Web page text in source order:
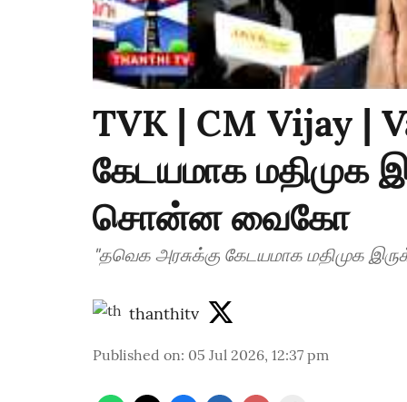
TVK | CM Vijay |
கேடயமாக மதிமுக
சொன்ன வைகோ
"தவெக அரசுக்கு கேடயமாக மதிமுக
thanthitv
Published on: 05 Jul 2026, 12:37 pm